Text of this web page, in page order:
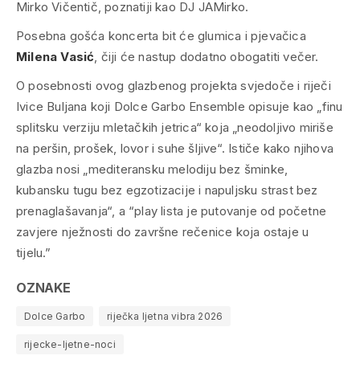
Mirko Vičentič, poznatiji kao DJ JAMirko.
Posebna gošća koncerta bit će glumica i pjevačica
Milena Vasić , čiji će nastup dodatno obogatiti večer.
O posebnosti ovog glazbenog projekta svjedoče i riječi
Ivice Buljana koji Dolce Garbo Ensemble opisuje kao „finu
splitsku verziju mletačkih jetrica“ koja „neodoljivo miriše
na peršin, prošek, lovor i suhe šljive“. Ističe kako njihova
glazba nosi „mediteransku melodiju bez šminke,
kubansku tugu bez egzotizacije i napuljsku strast bez
prenaglašavanja“, a “play lista je putovanje od početne
zavjere nježnosti do završne rečenice koja ostaje u
tijelu.”
OZNAKE
Dolce Garbo riječka ljetna vibra 2026
rijecke-ljetne-noci